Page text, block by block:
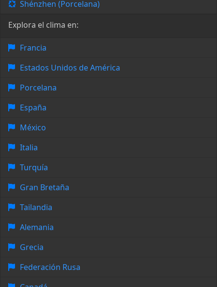
Shénzhen (Porcelana)
Explora el clima en:
Francia
Estados Unidos de América
Porcelana
España
México
Italia
Turquía
Gran Bretaña
Tailandia
Alemania
Grecia
Federación Rusa